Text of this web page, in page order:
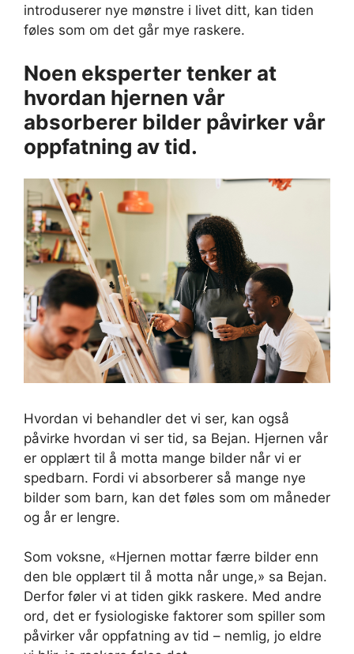
introduserer nye mønstre i livet ditt, kan tiden
føles som om det går mye raskere.
Noen eksperter tenker at
hvordan hjernen vår
absorberer bilder påvirker vår
oppfatning av tid.
Hvordan vi behandler det vi ser, kan også
påvirke hvordan vi ser tid, sa Bejan. Hjernen vår
er opplært til å motta mange bilder når vi er
spedbarn. Fordi vi absorberer så mange nye
bilder som barn, kan det føles som om måneder
og år er lengre.
Som voksne, «Hjernen mottar færre bilder enn
den ble opplært til å motta når unge,» sa Bejan.
Derfor føler vi at tiden gikk raskere. Med andre
ord, det er fysiologiske faktorer som spiller som
påvirker vår oppfatning av tid – nemlig, jo eldre